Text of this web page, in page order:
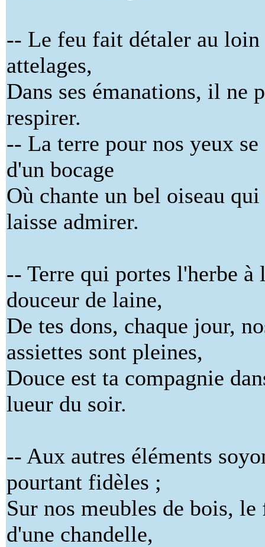
-- Le feu fait détaler au loin
attelages,
Dans ses émanations, il ne
respirer.
-- La terre pour nos yeux se
d'un bocage
Où chante un bel oiseau qui
laisse admirer.
-- Terre qui portes l'herbe à
douceur de laine,
De tes dons, chaque jour,
assiettes sont pleines,
Douce est ta compagnie
lueur du soir.
-- Aux autres éléments
pourtant fidèles ;
Sur nos meubles de bois, le
d'une chandelle,